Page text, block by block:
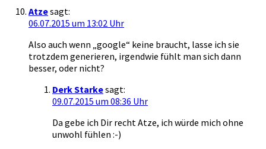
Atzesagt:
06.07.2015 um 13:02 Uhr
Also auch wenn „google“ keine braucht, lasse ich sie
trotzdem generieren, irgendwie fühlt man sich dann
besser, oder nicht?
Derk Starkesagt:
09.07.2015 um 08:36 Uhr
Da gebe ich Dir recht Atze, ich würde mich ohne
unwohl fühlen :-)